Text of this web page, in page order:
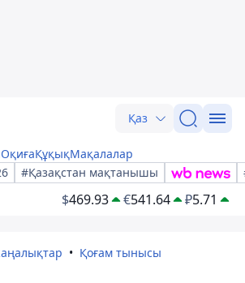
Қаз
ОқиғаҚұқықМақалалар
#Қазақстан мақтанышы
$469.93 €541.64 ₽5.71
Қоғам тынысы